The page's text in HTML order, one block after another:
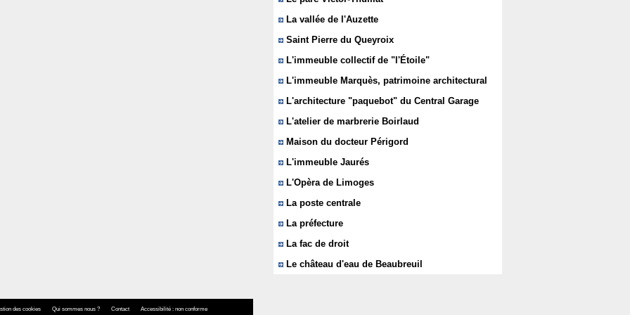
La vallée de l'Auzette
Saint Pierre du Queyroix
L'immeuble collectif de "l'Étoile"
L'immeuble Marquès, patrimoine architectural
L'architecture "paquebot" du Central Garage
L'atelier de marbrerie Boirlaud
Maison du docteur Périgord
L'immeuble Jaurés
L'Opèra de Limoges
La poste centrale
La préfecture
La fac de droit
Le château d'eau de Beaubreuil
des cookies Qui sommes nous ? Contact Accessibilité : non conforme